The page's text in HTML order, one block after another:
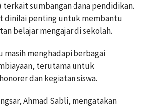
terkait sumbangan dana pendidikan.
dinilai penting untuk membantu
belajar mengajar di sekolah.
masih menghadapi berbagai
terutama untuk
dan kegiatan siswa.
Ahmad Sabli, mengatakan